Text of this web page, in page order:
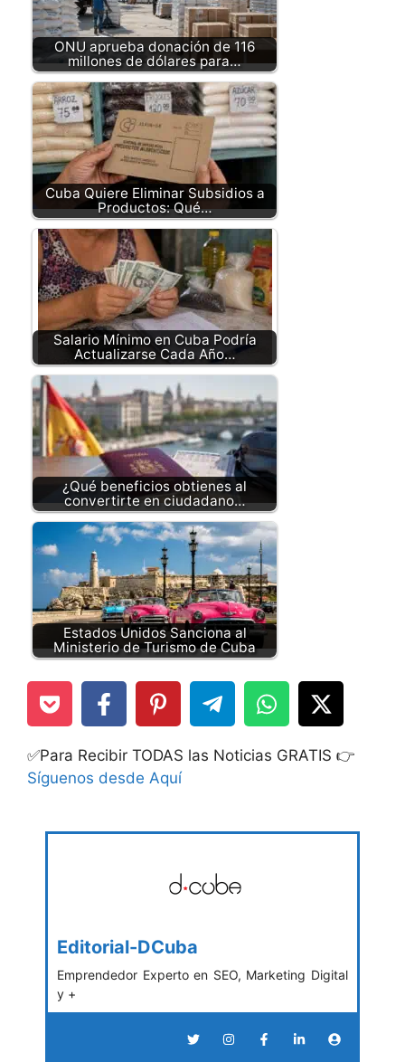
ONU aprueba donación de 116
millones de dólares para…
Cuba Quiere Eliminar Subsidios a
Productos: Qué…
Salario Mínimo en Cuba Podría
Actualizarse Cada Año…
¿Qué beneficios obtienes al
convertirte en ciudadano…
Estados Unidos Sanciona al
Ministerio de Turismo de Cuba
✅Para Recibir TODAS las Noticias GRATIS 👉
Síguenos desde Aquí
Editorial-DCuba
Emprendedor Experto en SEO, Marketing Digital
y +